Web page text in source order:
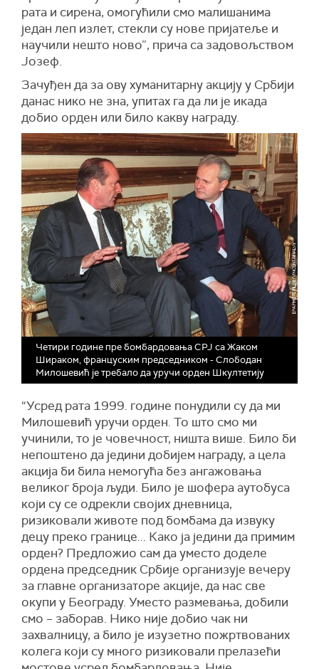
рата и сирена, омогућили смо малишанима
један леп излет, стекли су нове пријатеље и
научили нешто ново”, прича са задовољством
Јозеф.
Зачуђен да за ову хуманитарну акцију у Србији
данас нико не зна, упитах га да ли је икада
добио орден или било какву награду.
Четири године пре бомбардовања СРЈ са Жаком
Шираком, француским председником - Слободан
Милошевић је требало да уручи орден Шкултетију
“Усред рата 1999. године понудили су да ми
Милошевић уручи орден. То што смо ми
учинили, то је човечност, ништа више. Било би
непоштено да једини добијем награду, а цела
акција би била немогућа без ангажовања
великог броја људи. Било је шофера аутобуса
који су се одрекли својих дневница,
ризиковали животе под бомбама да извуку
децу преко границе... Како ја једини да примим
орден? Предложио сам да уместо доделе
ордена председник Србије организује вечеру
за главне организаторе акције, да нас све
окупи у Београду. Уместо размевања, добили
смо – заборав. Нико није добио чак ни
захвалницу, а било је изузетно пожртвованих
колега који су много ризиковали прелазећи